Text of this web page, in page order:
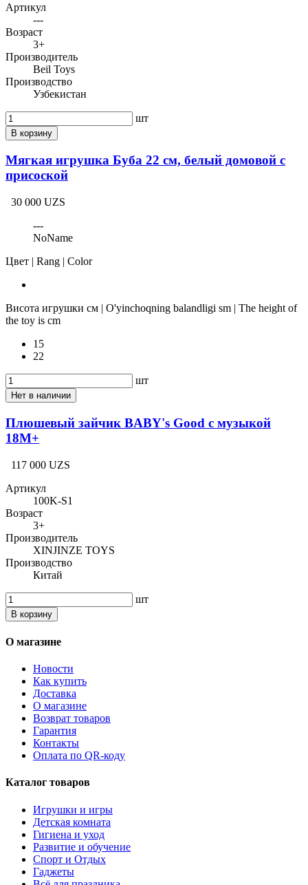
Артикул
---
Возраст
3+
Производитель
Beil Toys
Производство
Узбекистан
шт
В корзину
Мягкая игрушка Буба 22 см, белый домовой с
присоской
30 000 UZS
---
NoName
Цвет | Rang | Color
Висота игрушки см | O'yinchoqning balandligi sm | The height of
the toy is cm
15
22
шт
Нет в наличии
Плюшевый зайчик BABY's Good с музыкой
18M+
117 000 UZS
Артикул
100K-S1
Возраст
3+
Производитель
XINJINZE TOYS
Производство
Китай
шт
В корзину
О магазине
Новости
Как купить
Доставка
О магазине
Возврат товаров
Гарантия
Контакты
Оплата по QR-коду
Каталог товаров
Игрушки и игры
Детская комната
Гигиена и уход
Развитие и обучение
Спорт и Отдых
Гаджеты